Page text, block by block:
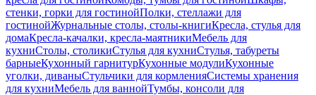
стенки, горки для гостинойПолки, стеллажи для
гостинойЖурнальные столы, столы-книгиКресла, стулья для
домаКресла-качалки, кресла-маятникиМебель для
кухниСтолы, столикиСтулья для кухниСтулья, табуреты
барныеКухонный гарнитурКухонные модулиКухонные
уголки, диваныСтульчики для кормленияСистемы хранения
для кухниМебель для ваннойТумбы, консоли для